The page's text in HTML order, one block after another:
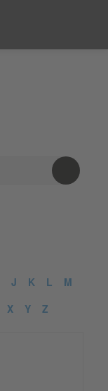
J K L
M
X Y Z